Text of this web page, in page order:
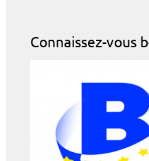
Connaissez-vous